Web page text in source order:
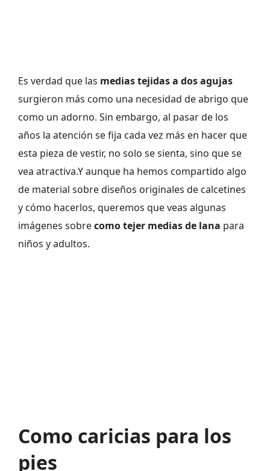
Es verdad que las medias tejidas a dos agujas
surgieron más como una necesidad de abrigo que
como un adorno. Sin embargo, al pasar de los
años la atención se fija cada vez más en hacer que
esta pieza de vestir, no solo se sienta, sino que se
vea atractiva.Y aunque ha hemos compartido algo
de material sobre diseños originales de calcetines
y cómo hacerlos, queremos que veas algunas
imágenes sobrecomo tejer medias de lana para
niños y adultos.
Como caricias para los
pies